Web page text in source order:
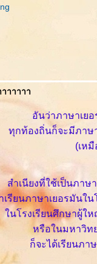
าาาาา
อันว่าภาษาเย
ทุกท้องถิ่นก็จะมีภาษ
(เห
สำเนียงที่ใช้เป็นภาษ
เรียนภาษาเยอรมันใ
นโรงเรียนศึกษาผู้ให
หรือในมหาวิท
ก็จะได้เรียนภา